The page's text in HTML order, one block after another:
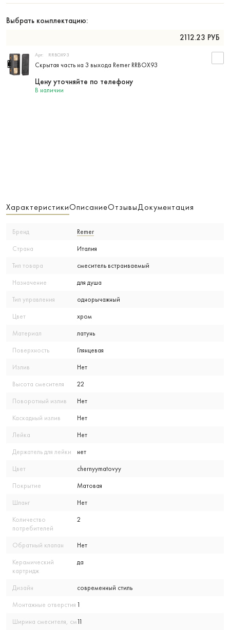
Выбрать комплектацию:
2112.23 РУБ
Скрытая часть на 3 выхода Remer RRBOX93
Арт: RRBOX93
В наличии
Цену уточняйте по телефону
ХарактеристикиОписаниеОтзывыДокументация
Бренд Remer
Страна Италия
Тип товара смеситель встраиваемый
Назначение для душа
Тип управления однорычажный
Цвет хром
Материал латунь
Поверхность Глянцевая
Излив Нет
Высота смесителя 22
Поворотный излив Нет
Каскадный излив Нет
Лейка Нет
Держатель для лейки нет
Цвет chernyymatovyy
Покрытие Матовая
Шланг Нет
Количество
потребителей
2
Обратный клапан Нет
Керамический
картридж
да
Дизайн современный стиль
Монтажные отверстия 1
Ширина смесителя, см11